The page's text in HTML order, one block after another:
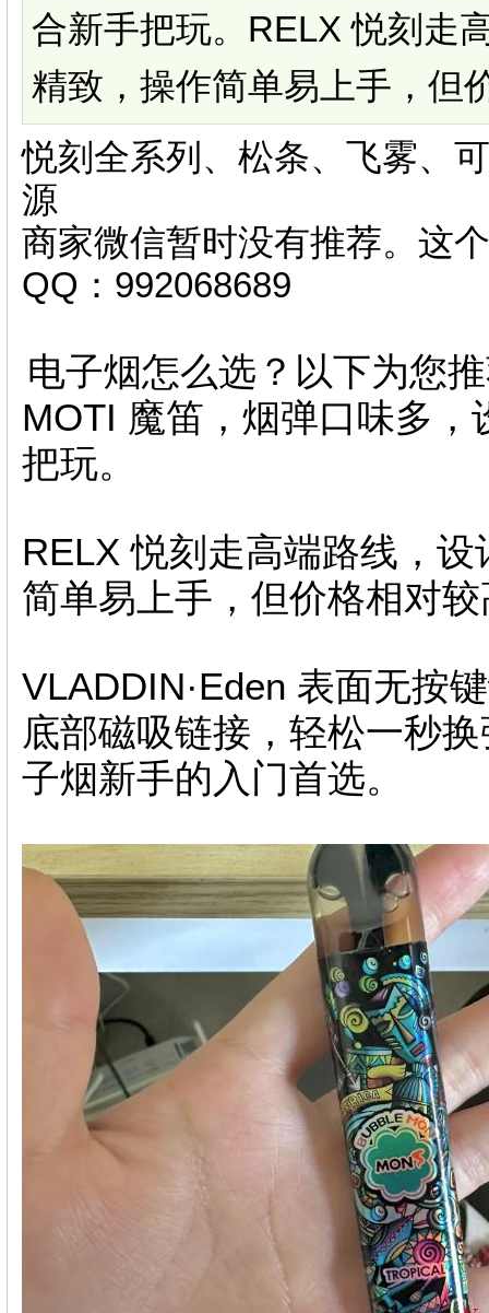
合新手把玩。RELX 悦刻走
精致，操作简单易上手，但
悦刻全系列、松条、飞雾、
源
商家微信暂时没有推荐。这
QQ：992068689
电子烟怎么选？以下为您
MOTI 魔笛，烟弹口味多
把玩。
RELX 悦刻走高端路线，
简单易上手，但价格相对
VLADDIN·Eden 表面无按
底部磁吸链接，轻松一秒
子烟新手的入门首选。